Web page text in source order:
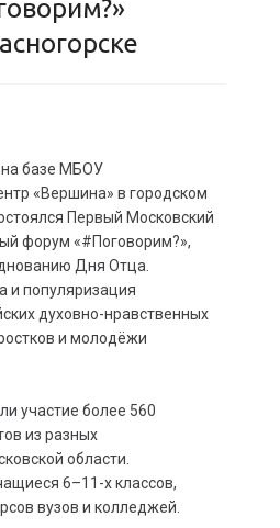
на базе МБОУ
«Вершина» в городском
Первый Московский
форум «#Поговорим?»,
Дня Отца.
и популяризация
духовно-нравственных
и молодёжи
участие более 560
из разных
области.
6–11-х классов,
вузов и колледжей.